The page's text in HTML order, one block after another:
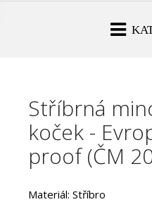
Stříbrná
koček -
proof (ČM
Materiál: Stříbro